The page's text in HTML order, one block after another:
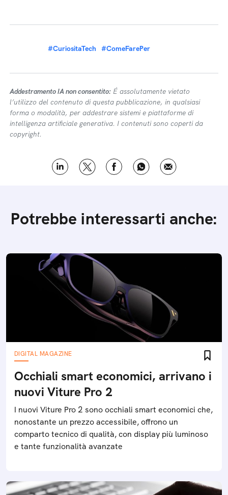
#CuriositaTech #ComeFarePer
Addestramento IA non consentito: É assolutamente vietato
l’utilizzo del contenuto di questa pubblicazione, in qualsiasi
forma o modalità, per addestrare sistemi e piattaforme di
intelligenza artificiale generativa. I contenuti sono coperti da
copyright.
Potrebbe interessarti anche:
DIGITAL MAGAZINE
Occhiali smart economici, arrivano i
nuovi Viture Pro 2
I nuovi Viture Pro 2 sono occhiali smart economici che,
nonostante un prezzo accessibile, offrono un
comparto tecnico di qualità, con display più luminoso
e tante funzionalità avanzate